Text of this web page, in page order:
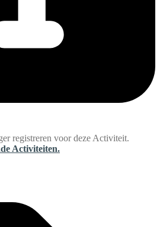
registreren voor deze Activiteit.
Activiteiten.